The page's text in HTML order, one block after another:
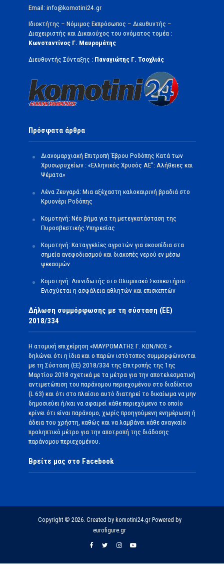
Email: info@komotini24.gr
Ιδιοκτήτης – Νόμιμος Εκπρόσωπος – Διευθυντής –
Διαχειριστής και Δικαιούχος του ονόματος τομέα :
Κωνσταντίνος Γ. Μαυρομάτης
Διευθυντής Σύνταξης : Παναγιώτης Γ. Τσοχλιάς
Πρόσφατα άρθρα
Διανομαρχιακή Επιτροπή Έβρου Ροδόπης Κατά των
Χρυσωρυχείων : «Ελληνικός Χρυσός ΑΕ”: Αλήθειες και
Ψέματα»
Λένα Ζευγαρά: Μια αξέχαστη καλοκαιρινή βραδιά στο
Κρυονέρι Ροδόπης
Κομοτηνή: Νέο βήμα για τη μετεγκατάσταση της
Πυροσβεστικής Υπηρεσίας
Κομοτηνή: Καταγγελίες αγροτών για σκουπίδια στα
σημεία ανεφοδιασμού και διακοπές νερού εν μέσω
ψεκασμών
Κομοτηνή: Απινιδωτής στο Ολυμπιακό Σκοπευτήριο –
Ενισχύεται η ασφάλεια αθλητών και επισκεπτών
Δήλωση συμμόρφωσης με τη σύσταση (ΕΕ)
2018/334
Η ατομική επιχείρηση «ΜΑΥΡΟΜΑΤΗΣ Γ. ΚΩΝ/ΝΟΣ »
δηλώνει ότι η ίδια και ο παρών ιστότοπος συμμορφώνονται
με τη Σύσταση (ΕΕ) 2018/334 της Επιτροπής της 1ης
Μαρτίου 2018 σχετικά με τα μέτρα για την αποτελεσματική
αντιμετώπιση του παράνομου περιεχομένου στο διαδίκτυο
(L 63) και ότι στο πλαίσιο αυτό διατηρεί το δικαίωμα να μην
δημοσιεύει ή/και να αφαιρεί κάθε περιεχόμενο το οποίο
κρίνει ότι είναι παράνομο, χωρίς προηγούμενη ενημέρωση ή
άδεια του χρήστη, καθώς και να λαμβάνει κάθε αναγκαίο
προληπτικό μέτρο για την αποτροπή της διάδοσης
παράνομου περιεχομένου.
Βρείτε μας στο Facebook
Copyright © 2026. Created by komotini24.gr Powered by
eurofigure.gr